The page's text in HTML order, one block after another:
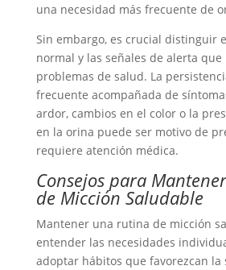
una necesidad más frecuente de
Sin embargo, es crucial distinguir
normal y las señales de alerta
problemas de salud. La
frecuente acompañada de
ardor, cambios en el color o la
en la orina puede ser motivo de
requiere atención médica.
Consejos para
de Micción Saludable
Mantener una rutina de micción
entender las necesidades
adoptar hábitos que favorezcan la